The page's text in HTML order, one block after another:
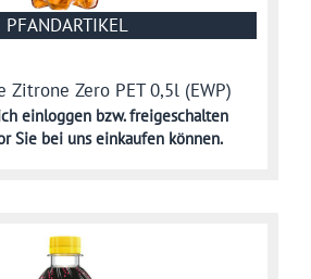
PFANDARTIKEL
Zitrone Zero PET 0,5l (EWP)
einloggen bzw. freigeschalten
Sie bei uns einkaufen können.